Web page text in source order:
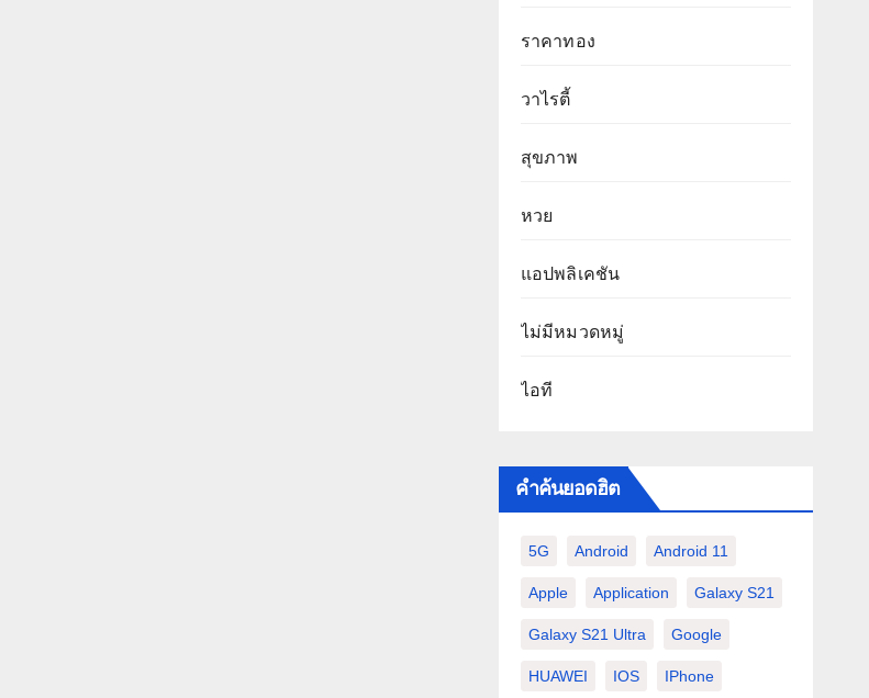
ราคาทอง
วาไรตี้
สุขภาพ
หวย
แอปพลิเคชัน
ไม่มีหมวดหมู่
ไอที
คำค้นยอดฮิต
5G Android Android 11
Apple Application Galaxy S21
Galaxy S21 Ultra Google
HUAWEI IOS IPhone